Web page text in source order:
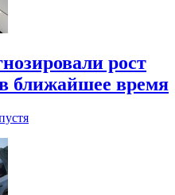
рост
ближайшее время